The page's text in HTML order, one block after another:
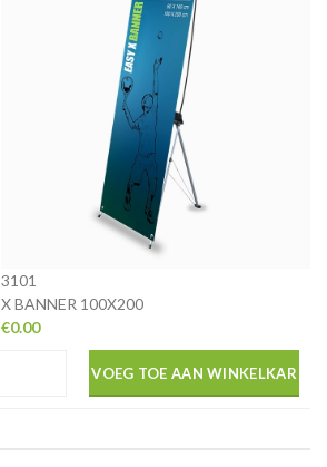
3101
X BANNER 100X200
€0.00
VOEG TOE AAN WINKELKAR